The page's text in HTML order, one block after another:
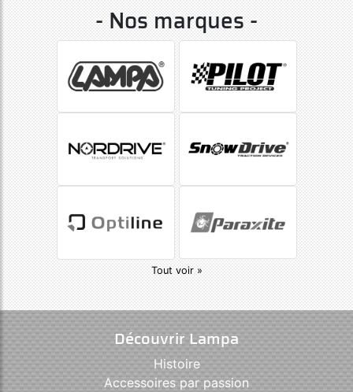
- Nos marques -
Tout voir »
Découvrir Lampa
Histoire
Accessoires par passion